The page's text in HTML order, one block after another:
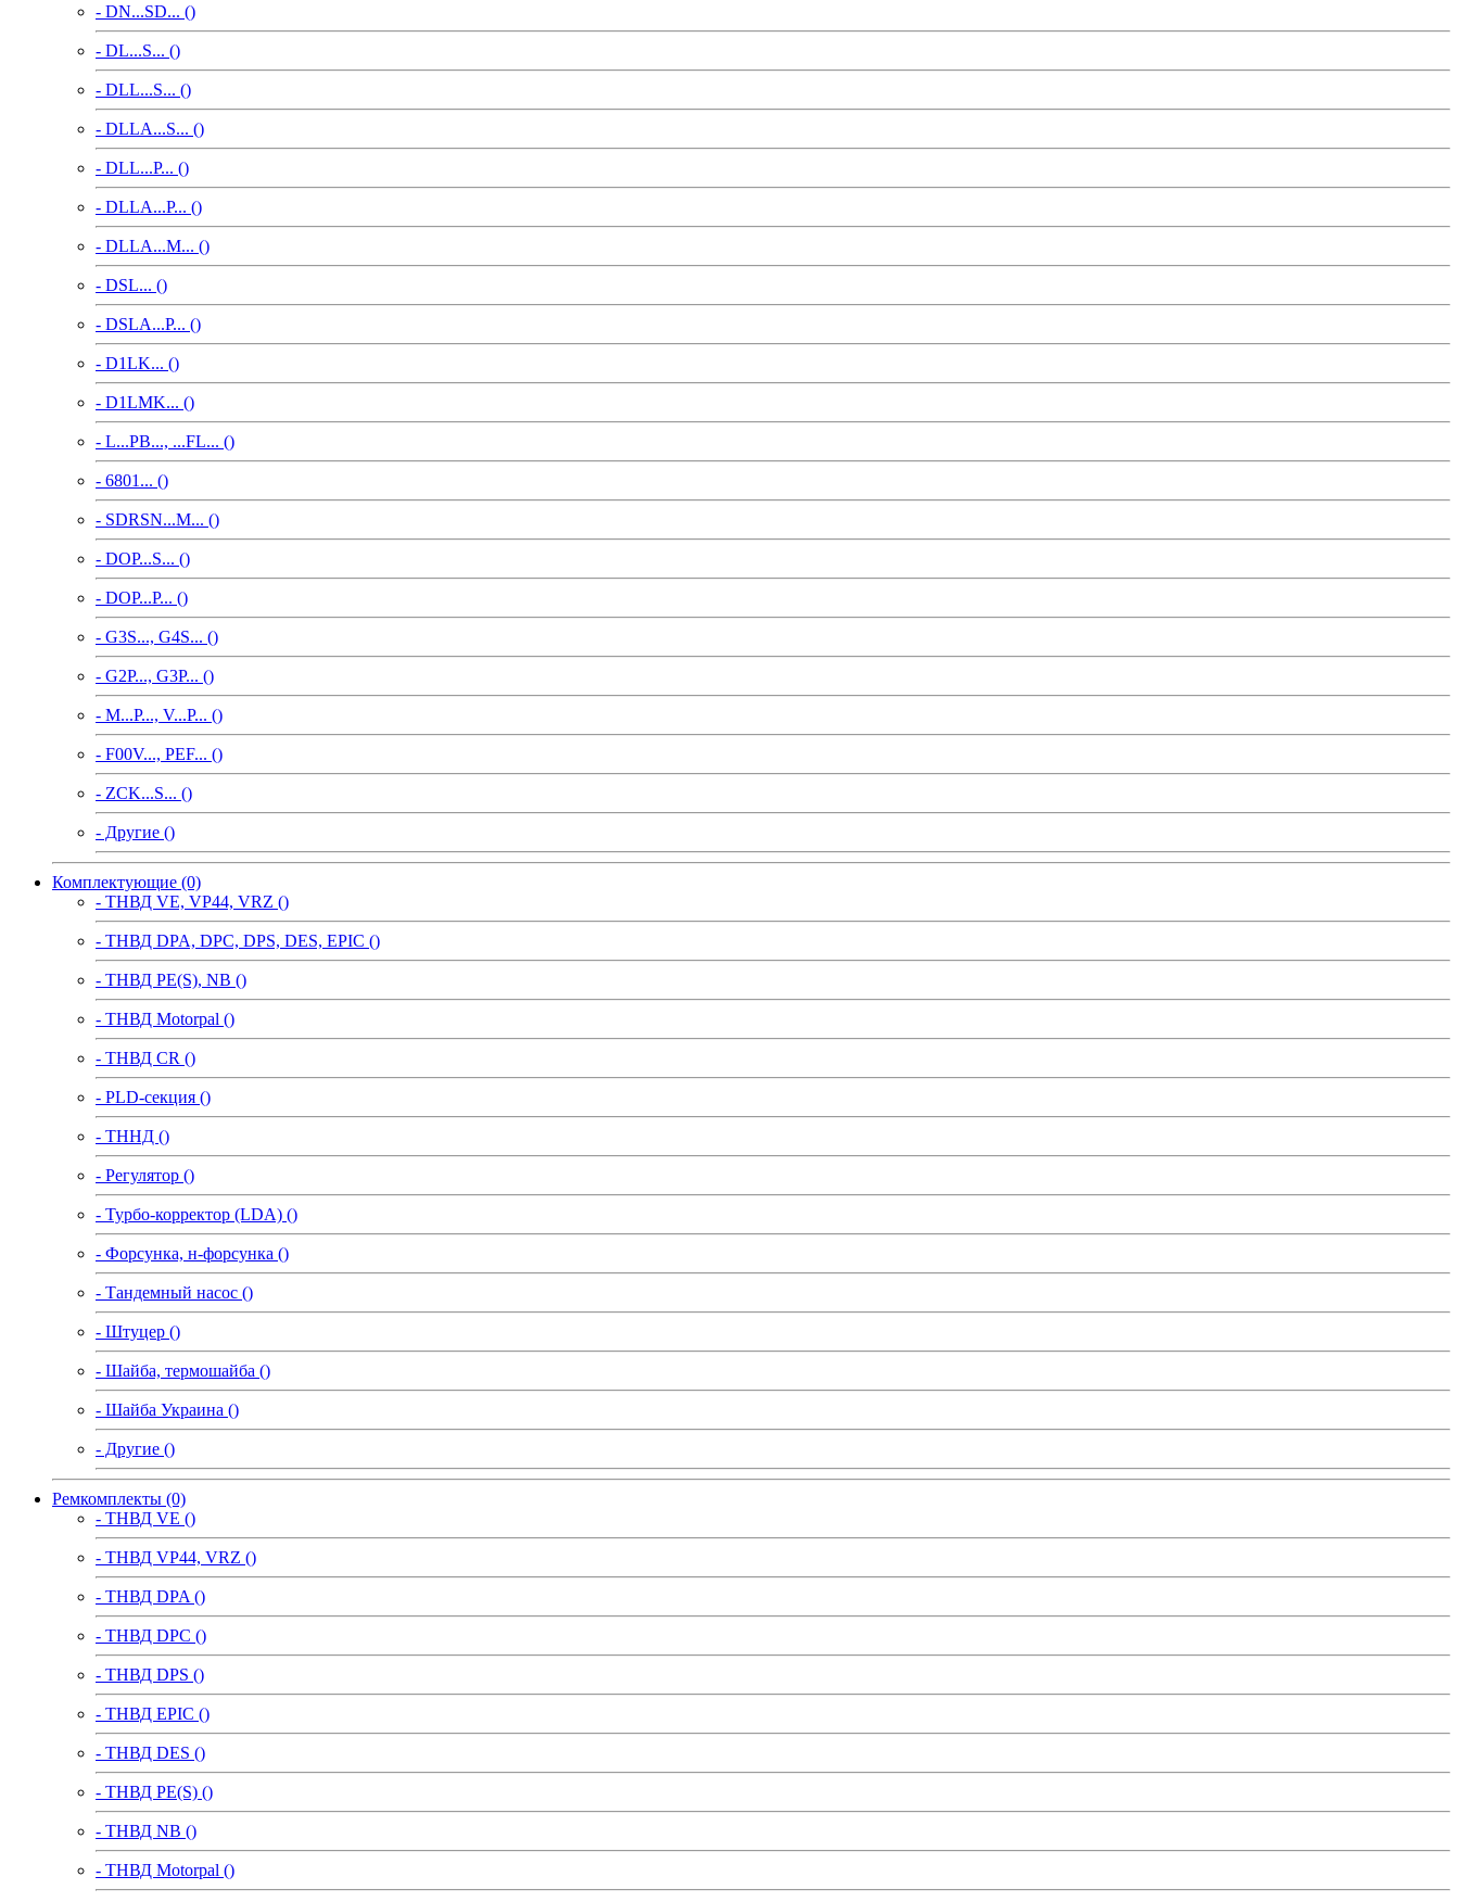
- DN...SD... ()
- DL...S... ()
- DLL...S... ()
- DLLA...S... ()
- DLL...P... ()
- DLLA...P... ()
- DLLA...M... ()
- DSL... ()
- DSLA...P... ()
- D1LK... ()
- D1LMK... ()
- L...PB..., ...FL... ()
- 6801... ()
- SDRSN...M... ()
- DOP...S... ()
- DOP...P... ()
- G3S..., G4S... ()
- G2P..., G3P... ()
- M...P..., V...P... ()
- F00V..., PEF... ()
- ZCK...S... ()
- Другие ()
Комплектующие (0)
- ТНВД VE, VP44, VRZ ()
- ТНВД DPA, DPC, DPS, DES, EPIC ()
- ТНВД PE(S), NB ()
- ТНВД Motorpal ()
- ТНВД CR ()
- PLD-секция ()
- ТННД ()
- Регулятор ()
- Турбо-корректор (LDA) ()
- Форсунка, н-форсунка ()
- Тандемный насос ()
- Штуцер ()
- Шайба, термошайба ()
- Шайба Украина ()
- Другие ()
Ремкомплекты (0)
- ТНВД VE ()
- ТНВД VP44, VRZ ()
- ТНВД DPA ()
- ТНВД DPC ()
- ТНВД DPS ()
- ТНВД EPIC ()
- ТНВД DES ()
- ТНВД PE(S) ()
- ТНВД NB ()
- ТНВД Motorpal ()